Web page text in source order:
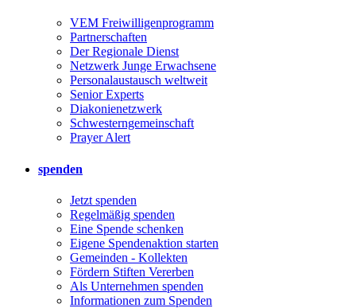
VEM Freiwilligenprogramm
Partnerschaften
Der Regionale Dienst
Netzwerk Junge Erwachsene
Personalaustausch weltweit
Senior Experts
Diakonienetzwerk
Schwesterngemeinschaft
Prayer Alert
spenden
Jetzt spenden
Regelmäßig spenden
Eine Spende schenken
Eigene Spendenaktion starten
Gemeinden - Kollekten
Fördern Stiften Vererben
Als Unternehmen spenden
Informationen zum Spenden